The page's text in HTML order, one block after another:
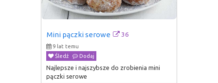
Mini pączki serowe 36
9 lat temu
Śledź
Dodaj
Najlepsze i najszybsze do zrobienia mini
pączki serowe